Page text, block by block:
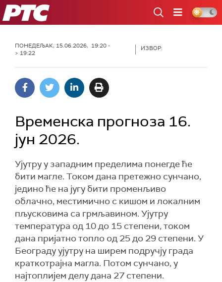
РТС
ПОНЕДЕЉАК, 15.06.2026, 19:20 -
> 19:22
ИЗВОР:
Временска прогноза 16.
јун 2026.
Ујутру у западним пределима понегде ће
бити магле. Током дана претежно сунчано,
једино ће на југу бити променљиво
облачно, местимично с кишом и локалним
пљусковима са грмљавином. Ујутру
температура од 10 до 15 степени, током
дана пријатно топло од 25 до 29 степени. У
Београду ујутру на ширем подручју града
краткотрајна магла. Потом сунчано, у
најтоплијем делу дана 27 степени.